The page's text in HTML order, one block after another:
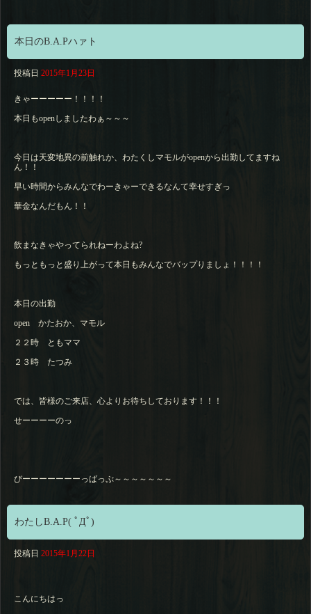
本日のB.A.Pハァト
投稿日 2015年1月23日
きゃーーーーー！！！！
本日もopenしましたわぁ～～～
今日は天変地異の前触れか、わたくしマモルがopenから出勤してますね
ん！！
早い時間からみんなでわーきゃーできるなんて幸せすぎっ
華金なんだもん！！
飲まなきゃやってられねーわよね?
もっともっと盛り上がって本日もみんなでバップりましょ！！！！
本日の出勤
open かたおか、マモル
２２時 ともママ
２３時 たつみ
では、皆様のご来店、心よりお待ちしております！！！
せーーーーのっ
びーーーーーーーっばっぷ～～～～～～～
わたしB.A.P( ﾟДﾟ)
投稿日 2015年1月22日
こんにちはっ